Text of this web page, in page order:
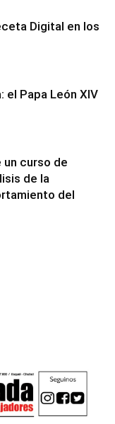
Digital en los
el Papa León XIV
un curso de
de la
del